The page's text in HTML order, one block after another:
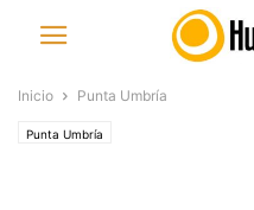
Inicio Punta Umbría
Punta Umbría